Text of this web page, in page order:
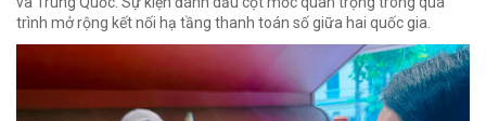
trình mở rộng kết nối hạ tầng thanh toán số giữa hai quốc gia.